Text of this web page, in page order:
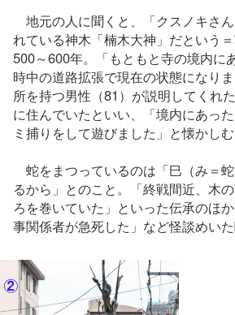
地元の人に聞くと、「クスノキさ
れている神木「楠木大神」だという
500～600年。「もともと寺の境内に
時中の道路拡張で現在の状態になり
所を持つ男性（81）が説明してくれ
に住んでいたといい、「境内にあっ
ミ捕りをして遊びました」と懐かしむ
蛇をまつっているのは「巳（み＝
るから」とのこと。「終戦間近、木
ろを巻いていた」といった伝承のほ
事関係者が急死した」など怪談めいた